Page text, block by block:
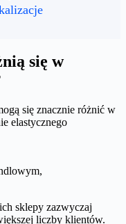
się w
się znacznie różnić w
elastycznego
sklepy zazwyczaj
liczby klientów.